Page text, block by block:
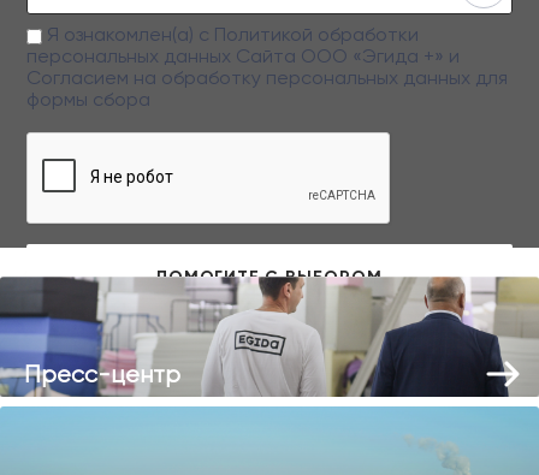
Заполняя данную форму вы даете свое согласие на обработку
персональных данных
Я ознакомлен(а) с Политикой обработки
персональных данных Сайта ООО «Эгида +» и
Согласием на обработку персональных данных для
формы сбора
Пресс-центр